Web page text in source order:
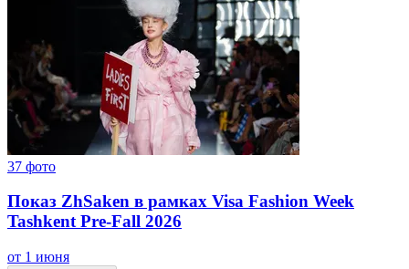
37 фото
Показ ZhSaken в рамках Visa Fashion Week
Tashkent Pre-Fall 2026
от 1 июня